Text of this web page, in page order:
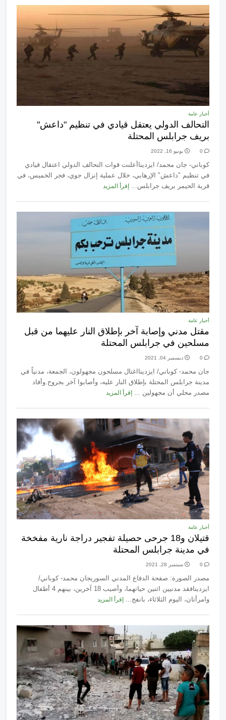
أخبار عامة
التحالف الدولي يعتقل قيادي في تنظيم "داعش"
بريف جرابلس المحتلة
0 يونيو 16, 2022
كوباني- جان محمد/ ايزديناأعلنت قوات التحالف الدولي اعتقال قيادي
في تنظيم "داعش" الإرهابي، خلال عملية إنزال جوي، فجر الخميس، في
قرية الحيمر بريف جرابلس...
إقرأ المزيد
أخبار عامة
مقتل مدني وإصابة آخر بإطلاق النار عليهما من قبل
مسلحين في جرابلس المحتلة
0 ديسمبر 04, 2021
جان محمد- كوباني/ ايزدينااغتال مسلحون مجهولون، الجمعة، مدنياً في
مدينة جرابلس المحتلة بإطلاق النار عليه، وأصابوا آخر بجروح.وأفاد
مصدر محلي أن مجهولين ...
إقرأ المزيد
أخبار عامة
قتيلان و18 جرحى حصيلة تفجير دراجة نارية مفخخة
في مدينة جرابلس المحتلة
0 سبتمبر 28, 2021
مصدر الصورة: صفحة الدفاع المدني السوريجان محمد- كوباني/
ايزدينافقد مدنيين اثنين حياتهما، وأصيب 18 آخرين، بينهم 4 أطفال
وامرأتان، اليوم الثلاثاء، بانفج...
إقرأ المزيد